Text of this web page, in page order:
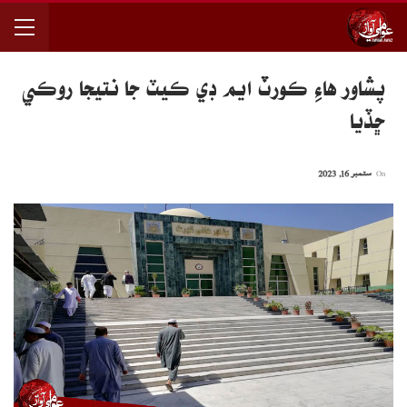
پشاور هاءِ ڪورٽ ايم ڊي ڪيٽ جا نتيجا روڪي
ڇڏيا